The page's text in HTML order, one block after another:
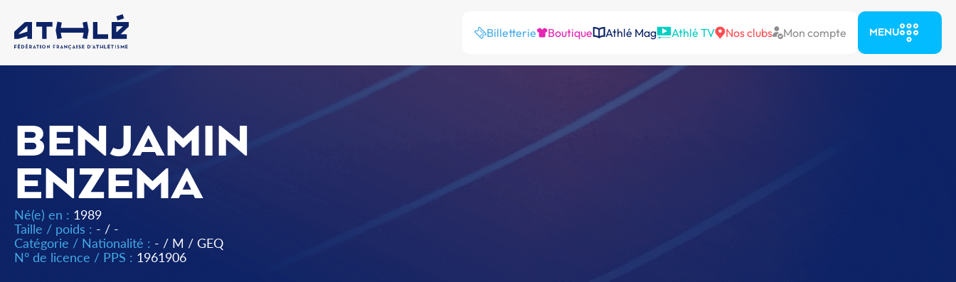
Billetterie Boutique Athlé Mag Athlé TV Nos clubs Mon compte MENU
BENJAMIN
ENZEMA
Né(e) en : 1989
Taille / poids : - / -
Catégorie / Nationalité : - / M / GEQ
N° de licence / PPS : 1961906